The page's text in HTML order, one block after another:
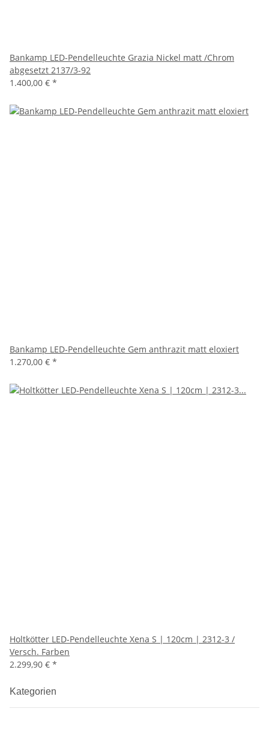
Bankamp LED-Pendelleuchte Grazia Nickel matt /Chrom
abgesetzt 2137/3-92
1.400,00 € *
Bankamp LED-Pendelleuchte Gem anthrazit matt eloxiert
1.270,00 € *
Holtkötter LED-Pendelleuchte Xena S | 120cm | 2312-3 /
Versch. Farben
2.299,90 € *
Kategorien